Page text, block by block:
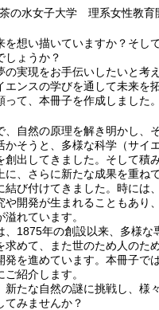
の水女子大学 理系女性教育
を想い描いていますか？そし
しょうか？
実現をお手伝いしたいと考
エンスの学びを通して未来を
て、本冊子を作成しました。
、自然の原理を解き明かし、
かそうと、多様な科学（サイ
創出してきました。そして積
に、さらに新たな成果を重ね
結び付けてきました。時には
や開発が生まれることもあり
れています。
、1875年の創設以来、多様な
求めて、また世のため人のた
発を進めています。本冊子で
紹介します。
新たな自然の謎に挑戦し、様
てみませんか？